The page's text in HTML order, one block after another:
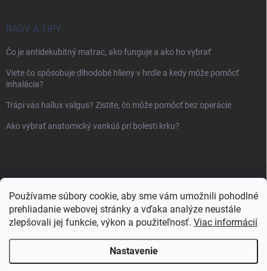
Používame súbory cookie, aby sme vám umožnili pohodlné
prehliadanie webovej stránky a vďaka analýze neustále
zlepšovali jej funkcie, výkon a použiteľnosť. Viac informácií
Nastavenie
RADY A TIPY
Čo je antidekubitný matrac, ako funguje a ako ho vybrať
Viete čo spôsobuje dlhodobé hlieny v hrdle a kedy môže pomôcť
inhalácia?
Trápi vás hallux valgus? Zistite, čo môže pomôcť bez operácie
Ako vybrať anatomický vankúš pri bolesti krku?